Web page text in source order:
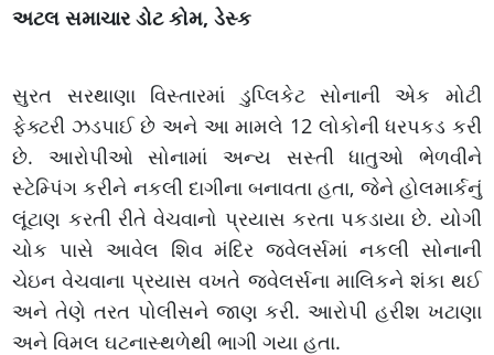
અટલ સમાચાર ડોટ કોમ, ડેસ્ક
સુરત સરથાણા વિસ્તારમાં ડુપ્લિકેટ સોનાની એક મોટી
ફેક્ટરી ઝડપાઈ છે અને આ મામલે 12 લોકોની ધરપકડ કરી
છે. આરોપીઓ સોનામાં અન્ય સસ્તી ધાતુઓ ભેળવીને
સ્ટેમ્પિંગ કરીને નકલી દાગીના બનાવતા હતા, જેને હોલમાર્કનું
લૂંટાણ કરતી રીતે વેચવાનો પ્રયાસ કરતા પકડાયા છે. યોગી
ચોક પાસે આવેલ શિવ મંદિર જ્વેલર્સમાં નકલી સોનાની
ચેઇન વેચવાના પ્રયાસ વખતે જ્વેલર્સના માલિકને શંકા થઈ
અને તેણે તરત પોલીસને જાણ કરી. આરોપી હરીશ ખટાણા
અને વિમલ ઘટનાસ્થળેથી ભાગી ગયા હતા.